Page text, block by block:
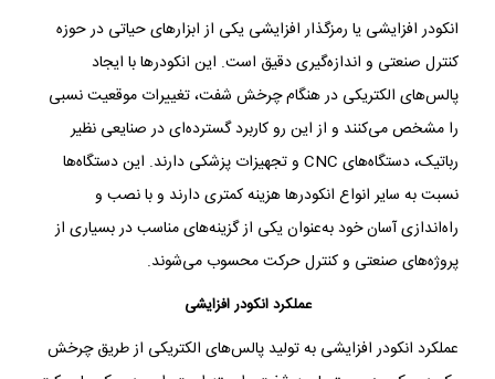
انکودر افزایشی یا رمزگذار افزایشی یکی از ابزارهای حیاتی در حوزه
کنترل صنعتی و اندازه‌گیری دقیق است. این انکودرها با ایجاد
پالس‌های الکتریکی در هنگام چرخش شفت، تغییرات موقعیت نسبی
را مشخص می‌کنند و از این رو کاربرد گسترده‌ای در صنایعی نظیر
رباتیک، دستگاه‌های CNC و تجهیزات پزشکی دارند. این دستگاه‌ها
نسبت به سایر انواع انکودرها هزینه کمتری دارند و با نصب و
راه‌اندازی آسان خود به‌عنوان یکی از گزینه‌های مناسب در بسیاری از
پروژه‌های صنعتی و کنترل حرکت محسوب می‌شوند.
عملکرد انکودر افزایشی
عملکرد انکودر افزایشی به تولید پالس‌های الکتریکی از طریق چرخش